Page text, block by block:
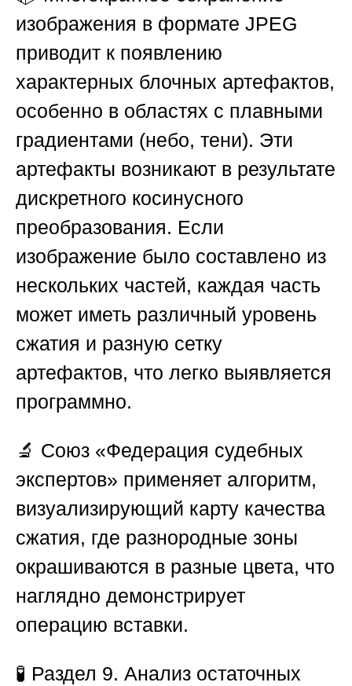
изображения в формате JPEG
приводит к появлению
характерных блочных артефактов,
особенно в областях с плавными
градиентами (небо, тени). Эти
артефакты возникают в результате
дискретного косинусного
преобразования. Если
изображение было составлено из
нескольких частей, каждая часть
может иметь различный уровень
сжатия и разную сетку
артефактов, что легко выявляется
программно.
🔬 Союз «Федерация судебных
экспертов» применяет алгоритм,
визуализирующий карту качества
сжатия, где разнородные зоны
окрашиваются в разные цвета, что
наглядно демонстрирует
операцию вставки.
🧪 Раздел 9. Анализ остаточных